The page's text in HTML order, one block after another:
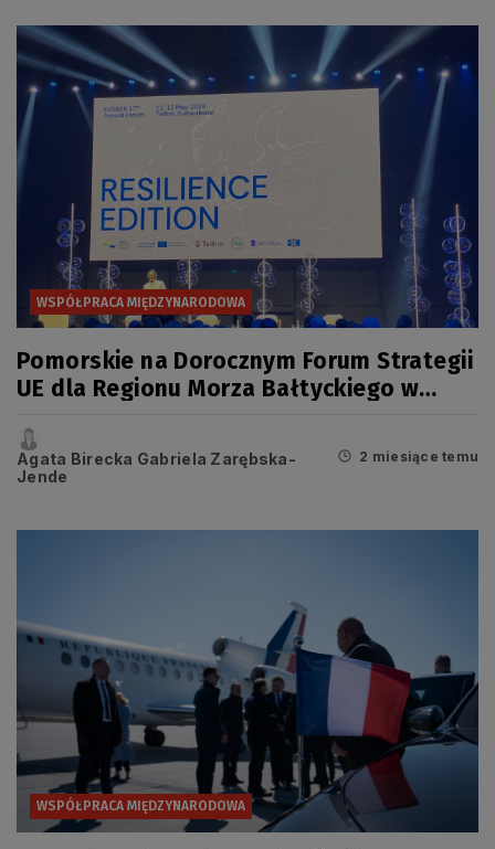
WSPÓŁPRACA MIĘDZYNARODOWA
Pomorskie na Dorocznym Forum Strategii
UE dla Regionu Morza Bałtyckiego w
budowaniu odporności
Agata Birecka Gabriela Zarębska-
Jende
2 miesiące temu
WSPÓŁPRACA MIĘDZYNARODOWA